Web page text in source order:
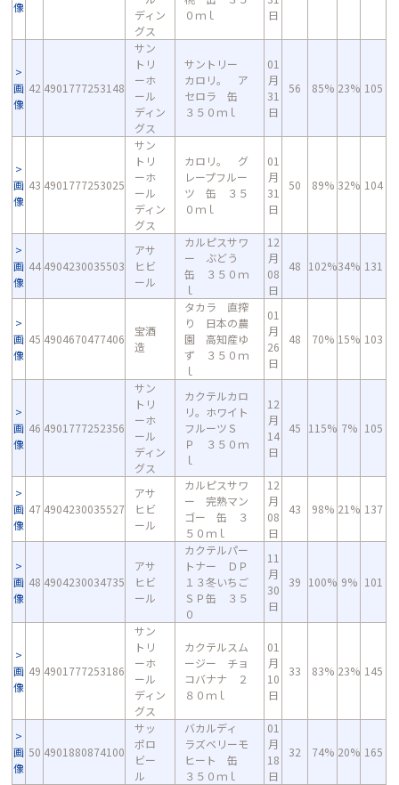
像
ディン
グス
０ｍｌ
日
画
像
42 4901777253148
サン
トリ
ーホ
ール
ディン
グス
サントリー
カロリ。 ア
セロラ 缶
３５０ｍｌ
01
月
31
日
56 85% 23% 105
画
像
43 4901777253025
サン
トリ
ーホ
ール
ディン
グス
カロリ。 グ
レープフルー
ツ 缶 ３５
０ｍｌ
01
月
31
日
50 89% 32% 104
画
像
44 4904230035503
アサ
ヒビ
ール
カルピスサワ
ー ぶどう
缶 ３５０ｍ
ｌ
12
月
08
日
48 102%34% 131
画
像
45 4904670477406
宝酒
造
タカラ 直搾
り 日本の農
園 高知産ゆ
ず ３５０ｍ
ｌ
01
月
26
日
48 70% 15% 103
画
像
46 4901777252356
サン
トリ
ーホ
ール
ディン
グス
カクテルカロ
リ。ホワイト
フルーツＳ
Ｐ ３５０ｍ
ｌ
12
月
14
日
45 115% 7% 105
画
像
47 4904230035527
アサ
ヒビ
ール
カルピスサワ
ー 完熟マン
ゴー 缶 ３
５０ｍｌ
12
月
08
日
43 98% 21% 137
画
像
48 4904230034735
アサ
ヒビ
ール
カクテルパー
トナー ＤＰ
１３冬いちご
ＳＰ缶 ３５
０
11
月
30
日
39 100% 9% 101
画
像
49 4901777253186
サン
トリ
ーホ
ール
ディン
グス
カクテルスム
ージー チョ
コバナナ ２
８０ｍｌ
01
月
10
日
33 83% 23% 145
画
像
50 4901880874100
サッ
ポロ
ビー
ル
バカルディ
ラズベリーモ
ヒート 缶
３５０ｍｌ
01
月
18
日
32 74% 20% 165